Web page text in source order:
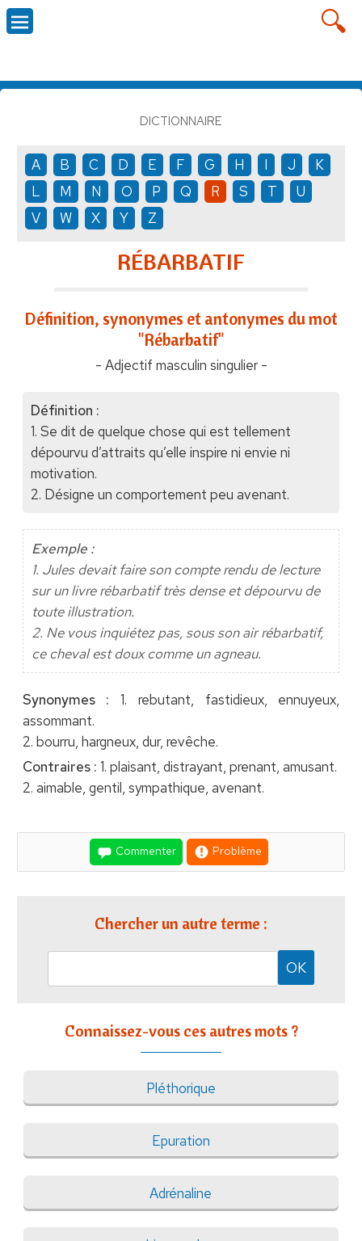
DICTIONNAIRE
A B C D E F G H I J
K
L
M N O P Q R S T
U
V
W X Y Z
RÉBARBATIF
Définition, synonymes et antonymes du mot
"Rébarbatif"
- Adjectif masculin singulier -
Définition :
1. Se dit de quelque chose qui est tellement
dépourvu d’attraits qu’elle inspire ni envie ni
motivation.
2. Désigne un comportement peu avenant.
Exemple :
1. Jules devait faire son compte rendu de lecture
sur un livre rébarbatif très dense et dépourvu de
toute illustration.
2. Ne vous inquiétez pas, sous son air rébarbatif,
ce cheval est doux comme un agneau.
Synonymes : 1. rebutant, fastidieux, ennuyeux,
assommant.
2. bourru, hargneux, dur, revêche.
Contraires : 1. plaisant, distrayant, prenant, amusant.
2. aimable, gentil, sympathique, avenant.
Commenter Problème
Chercher un autre terme :
Connaissez-vous ces autres mots ?
Pléthorique
Epuration
Adrénaline